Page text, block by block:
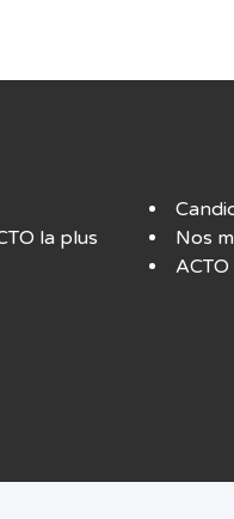
la plus
Nos